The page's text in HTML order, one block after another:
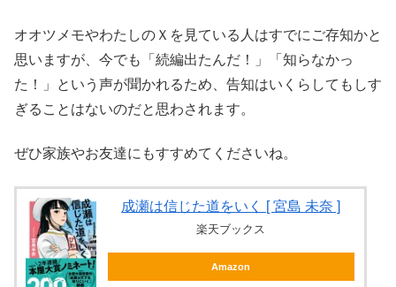
オオツメモやわたしのＸを見ている人はすでにご存知かと
思いますが、今でも「続編出たんだ！」「知らなかっ
た！」という声が聞かれるため、告知はいくらしてもしす
ぎることはないのだと思わされます。
ぜひ家族やお友達にもすすめてくださいね。
成瀬は信じた道をいく [ 宮島 未奈 ]
楽天ブックス
Amazon